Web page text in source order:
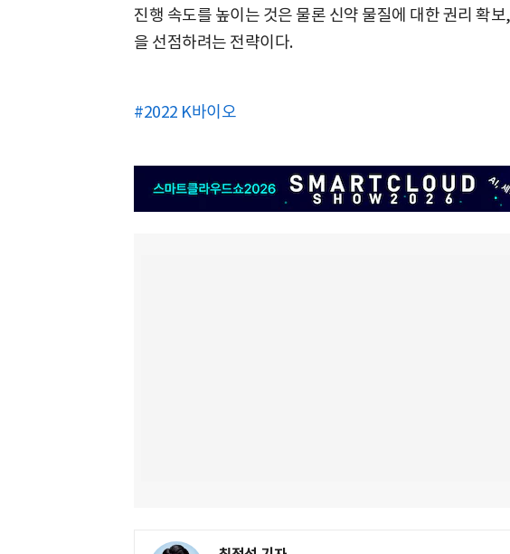
진행 속도를 높이는 것은 물론 신약 물질에 대한 권리 확
을 선점하려는 전략이다.
#2022 K바이오